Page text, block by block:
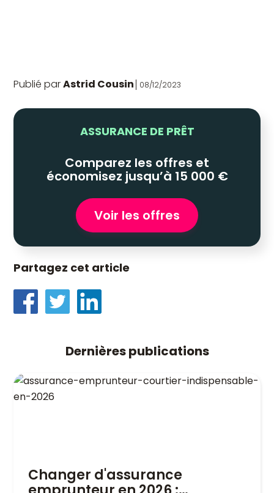
Publié parAstrid Cousin 08/12/2023
ASSURANCE DE PRÊT
Comparez les offres et
économisez jusqu’à 15 000 €
Voir les offres
Partagez cet article
Dernières publications
Changer d'assurance